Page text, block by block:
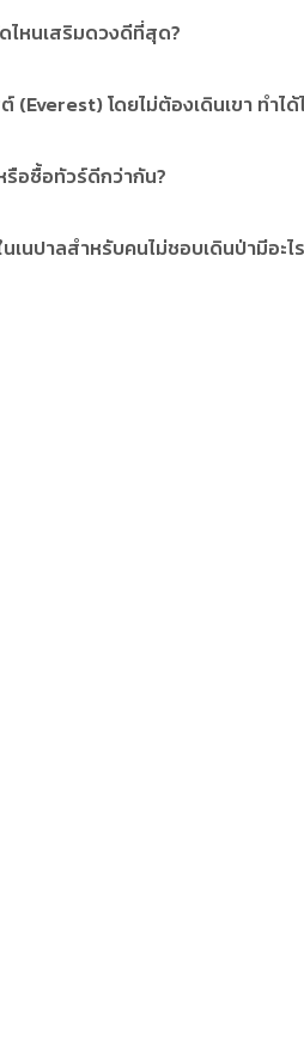
Tea), เครื่องเงินทำมือ, ผ้าแคชเมีย
ไหนเสริมดวงดีที่สุด?
ศิวะ), เจดีย์พุทธนาถ (เสริมบุญบารมี), แล
(Everest) โดยไม่ต้องเดินเขา ทำได้
Flight บินชมความยิ่งใหญ่ของยอดเ
บบพาโนรามาจากระเบียงห้องพัก
รือซื้อทัวร์ดีกว่ากัน?
เจาะลึกประวัติศาสตร์ การซื้อแพ็กเกจทัว
ะมีผู้เชี่ยวชาญคอยให้ข้อมูลอย่างถูกต้อง
นปาลสำหรับคนไม่ชอบเดินป่ามีอะไ